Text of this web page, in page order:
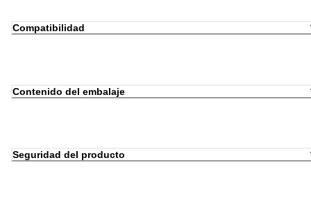
Compatibilidad
Contenido del embalaje
Seguridad del producto